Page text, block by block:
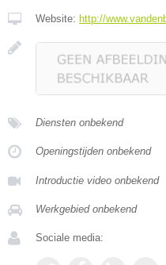
Website: http://
Diensten onbekend
Openingstijden onbekend
Introductie video onbekend
Werkgebied onbekend
Sociale media: